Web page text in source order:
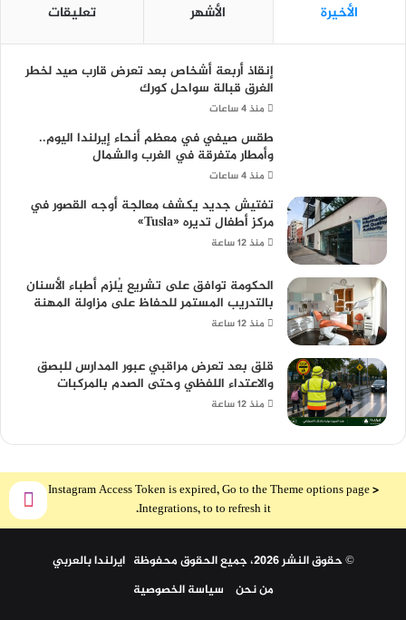
الأخيرة الأشهر تعليقات
إنقاذ أربعة أشخاص بعد تعرض قارب صيد لخطر
الغرق قبالة سواحل كورك
منذ 4 ساعات
طقس صيفي في معظم أنحاء إيرلندا اليوم..
وأمطار متفرقة في الغرب والشمال
منذ 4 ساعات
تفتيش جديد يكشف معالجة أوجه القصور في
مركز أطفال تديره «Tusla»
منذ 12 ساعة
الحكومة توافق على تشريع يُلزم أطباء الأسنان
بالتدريب المستمر للحفاظ على مزاولة المهنة
منذ 12 ساعة
قلق بعد تعرض مراقبي عبور المدارس للبصق
والاعتداء اللفظي وحتى الصدم بالمركبات
منذ 12 ساعة
The Instagram Access Token is expired, Go to the Theme options page >
Integrations, to to refresh it.
© حقوق النشر 2026، جميع الحقوق محفوظة ايرلندا بالعربي
من نحن
سياسة الخصوصية